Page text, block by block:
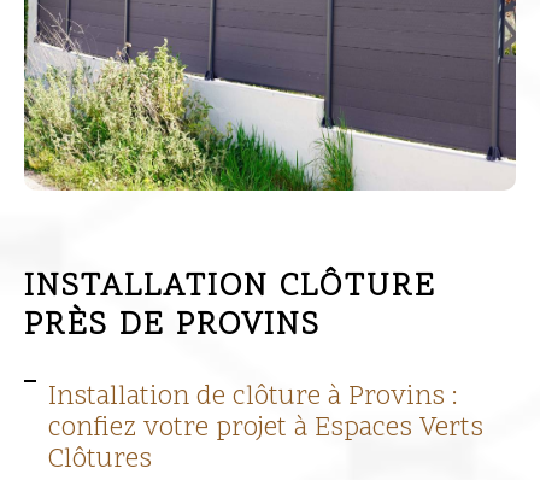
INSTALLATION CLÔTURE
PRÈS DE PROVINS
Installation de clôture à Provins :
confiez votre projet à Espaces Verts
Clôtures